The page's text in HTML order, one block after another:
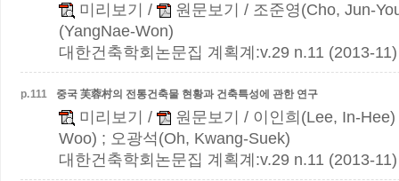
미리보기 / 원문보기
/ 조준영(Cho, Jun-
(YangNae-Won)
대한건축학회논문집 계획계:v.29 n.11 (2013-11)
p.111 중국 芙蓉村의 전통건축물 현황과 건축특성에 관한 연구
미리보기 / 원문보기
/ 이인희(Lee, In-
Woo) ; 오광석(Oh, Kwang-Suek)
대한건축학회논문집 계획계:v.29 n.11 (2013-11)